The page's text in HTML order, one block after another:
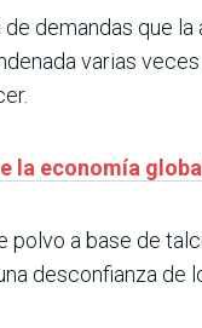
demandas que
varias
economía
a base de
desconfianza de